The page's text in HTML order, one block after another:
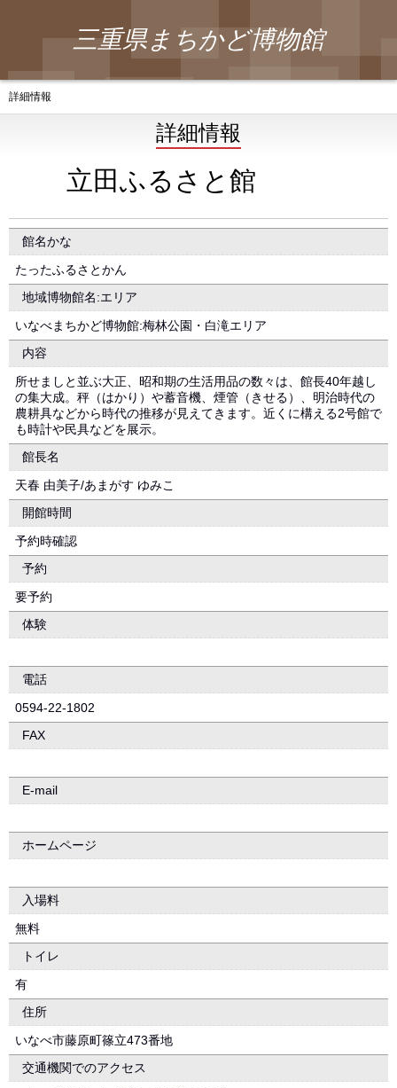
三重県まちかど博物館
詳細情報
詳細情報
立田ふるさと館
館名かな
たったふるさとかん
地域博物館名:エリア
いなべまちかど博物館:梅林公園・白滝エリア
内容
所せましと並ぶ大正、昭和期の生活用品の数々は、館長40年越し
の集大成。秤（はかり）や蓄音機、煙管（きせる）、明治時代の
農耕具などから時代の推移が見えてきます。近くに構える2号館で
も時計や民具などを展示。
館長名
天春 由美子/あまがす ゆみこ
開館時間
予約時確認
予約
要予約
体験
電話
0594-22-1802
FAX
E-mail
ホームページ
入場料
無料
トイレ
有
住所
いなべ市藤原町篠立473番地
交通機関でのアクセス